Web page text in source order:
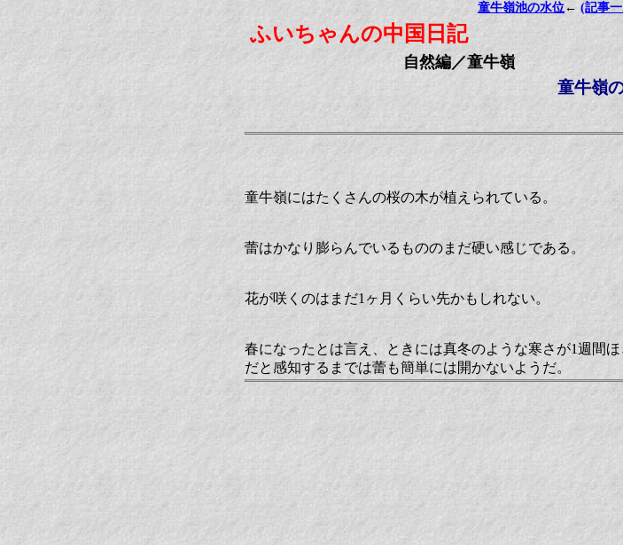
童牛嶺池の水位 ← (記事
ふいちゃんの中国日記
自然編／童牛嶺
童牛嶺
童牛嶺にはたくさんの桜の木が植えられている。
蕾はかなり膨らんでいるもののまだ硬い感じである。
花が咲くのはまだ1ヶ月くらい先かもしれない。
春になったとは言え、ときには真冬のような寒さが1週間
だと感知するまでは蕾も簡単には開かないようだ。